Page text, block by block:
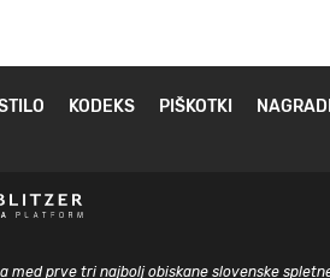
KODEKS PIŠKOTKI
med prve tri najbolj obiskane slovenske